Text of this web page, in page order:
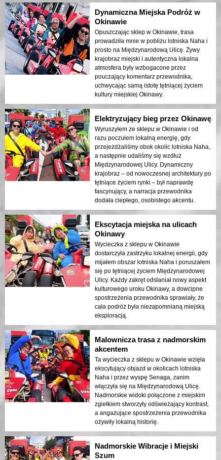
Dynamiczna Miejska Podróż w
Okinawie
Opuszczając sklep w Okinawie, trasa
prowadziła mnie w pobliżu lotniska Naha i
prosto na Międzynarodową Ulicę. Żywy
krajobraz miejski i autentyczna lokalna
atmosfera były wzbogacone przez
pouczający komentarz przewodnika,
uchwycając samą istotę tętniącej życiem
kultury miejskiej Okinawy.
Elektryzujący bieg przez Okinawę
Wyruszyłem ze sklepu w Okinawie i od
razu poczułem lokalną energię, gdy
przejeżdżaliśmy obok okolic lotniska Naha,
a następnie udaliśmy się wzdłuż
Międzynarodowej Ulicy. Dynamiczny
krajobraz – od nowoczesnej architektury po
tętniące życiem rynki – był naprawdę
fascynujący, a narracja przewodnika
dodała ciepłego, osobistego akcentu.
Ekscytacja miejska na ulicach
Okinawy
Wycieczka z sklepu w Okinawie
dostarczyła zastrzyku lokalnej energii, gdy
mijałem obszar lotniska Naha i poruszałem
się po tętniącej życiem Międzynarodowej
Ulicy. Każdy zakręt odsłaniał nowy aspekt
kulturowego uroku Okinawy, a dowcipne
spostrzeżenia przewodnika sprawiały, że
cała podróż była niezapomnianą miejską
eksploracją.
Malownicza trasa z nadmorskim
akcentem
Ta wycieczka z sklepu w Okinawie wzięła
ekscytujący objazd w okolicach lotniska
Naha i przez wyspę Senaga, zanim
włączyła się na Międzynarodową Ulicę.
Nadmorskie widoki połączone z miejskim
zgiełkiem stworzyły odświeżający kontrast,
a angażujące spostrzeżenia przewodnika
ożywiły lokalną historię.
Nadmorskie Wibracje i Miejski
Szum